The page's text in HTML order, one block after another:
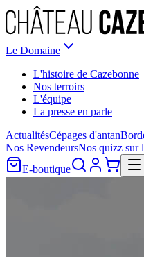
Le Domaine
L'histoire de Cazebonne
Nos terroirs
L'équipe
La presse en parle
ActualitésCépages d'antan
Nos RevendeursNos quizz sur
E-boutique